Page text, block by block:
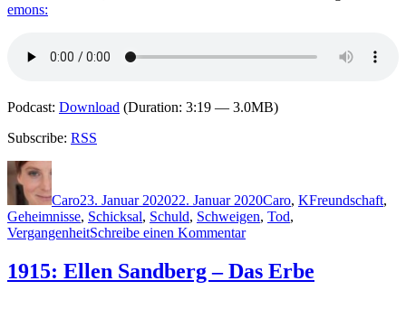
emons:
Podcast: Download (Duration: 3:19 — 3.0MB)
Subscribe: RSS
Autor
Caro23. Januar 202022. Januar 2020Caro, KFreundschaft,
Geheimnisse, Schicksal, Schuld, Schweigen, Tod,
VergangenheitSchreibe einen Kommentarzu
Michaela
Kastel
1915: Ellen Sandberg – Das Erbe